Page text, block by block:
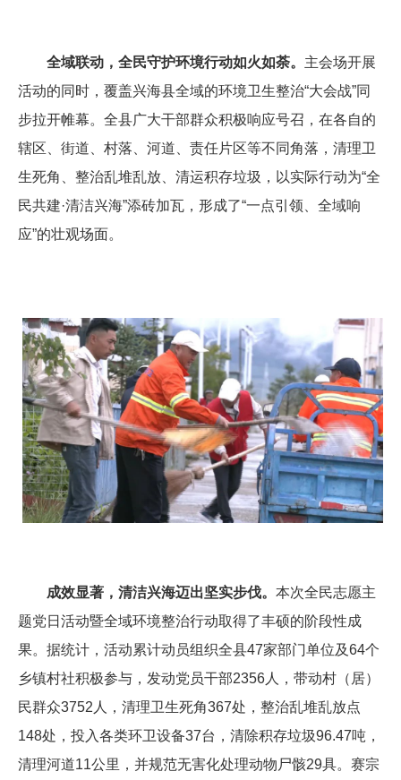
全域联动，全民守护环境行动如火如荼。 主会场开展
活动的同时，覆盖兴海县全域的环境卫生整治“大会战”同
步拉开帷幕。全县广大干部群众积极响应号召，在各自的
辖区、街道、村落、河道、责任片区等不同角落，清理卫
生死角、整治乱堆乱放、清运积存垃圾，以实际行动为“全
民共建·清洁兴海”添砖加瓦，形成了“一点引领、全域响
应”的壮观场面。
成效显著，清洁兴海迈出坚实步伐。 本次全民志愿主
题党日活动暨全域环境整治行动取得了丰硕的阶段性成
果。据统计，活动累计动员组织全县47家部门单位及64个
乡镇村社积极参与，发动党员干部2356人，带动村（居）
民群众3752人，清理卫生死角367处，整治乱堆乱放点
148处，投入各类环卫设备37台，清除积存垃圾96.47吨，
清理河道11公里，并规范无害化处理动物尸骸29具。赛宗